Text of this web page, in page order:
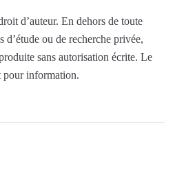
d’auteur. En dehors de toute
ou de recherche privée,
sans autorisation écrite. Le
pour information.